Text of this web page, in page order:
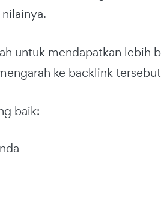
untuk mendapatkan lebih
ke backlink
baik: